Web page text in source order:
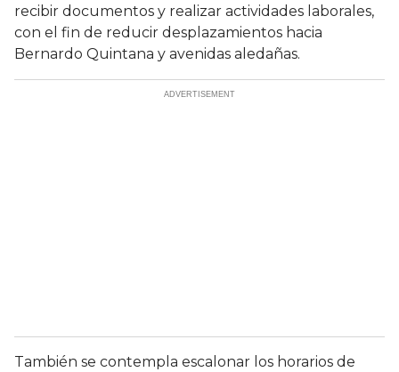
recibir documentos y realizar actividades laborales,
con el fin de reducir desplazamientos hacia
Bernardo Quintana y avenidas aledañas.
También se contempla escalonar los horarios de